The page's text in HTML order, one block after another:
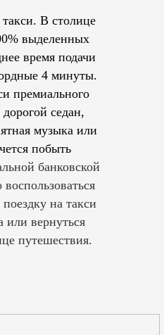
В столице
выделенных
время подачи
4 минуты.
премиального
седан,
музыка или
побыть
банковской
на такси
или вернуться
путешествия.